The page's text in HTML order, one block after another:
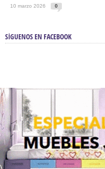
10 marzo 2026 0
SÍGUENOS EN FACEBOOK